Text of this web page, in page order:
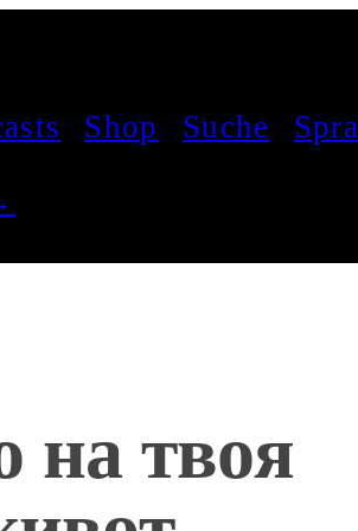
Shop Suche
на твоя